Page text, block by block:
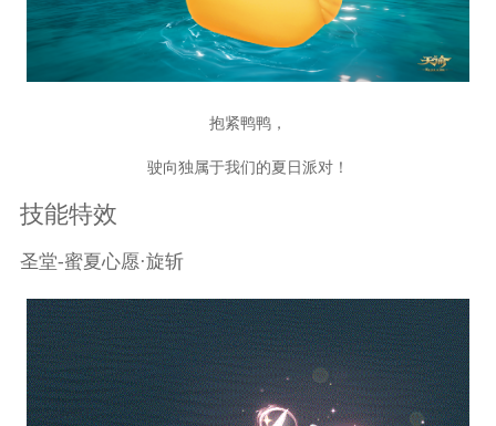
抱紧鸭鸭，
驶向独属于我们的夏日派对！
技能特效
圣堂-蜜夏心愿·旋斩